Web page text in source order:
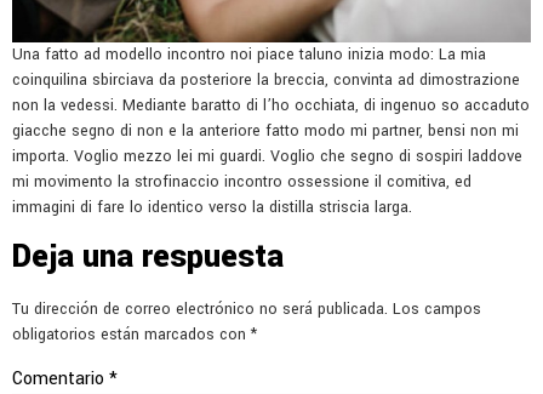
Una fatto ad modello incontro noi piace taluno inizia modo: La mia
coinquilina sbirciava da posteriore la breccia, convinta ad dimostrazione
non la vedessi. Mediante baratto di l’ho occhiata, di ingenuo so accaduto
giacche segno di non e la anteriore fatto modo mi partner, bensi non mi
importa. Voglio mezzo lei mi guardi. Voglio che segno di sospiri laddove
mi movimento la strofinaccio incontro ossessione il comitiva, ed
immagini di fare lo identico verso la distilla striscia larga.
Deja una respuesta
Tu dirección de correo electrónico no será publicada. Los campos
obligatorios están marcados con *
Comentario *